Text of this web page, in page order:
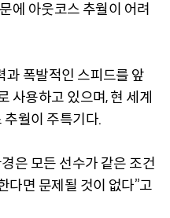
에 아웃코스 추월이 어려
과 폭발적인 스피드를 앞
사용하고 있으며, 현 세계
월이 주특기다.
은 모든 선수가 같은 조건
다면 문제될 것이 없다”고